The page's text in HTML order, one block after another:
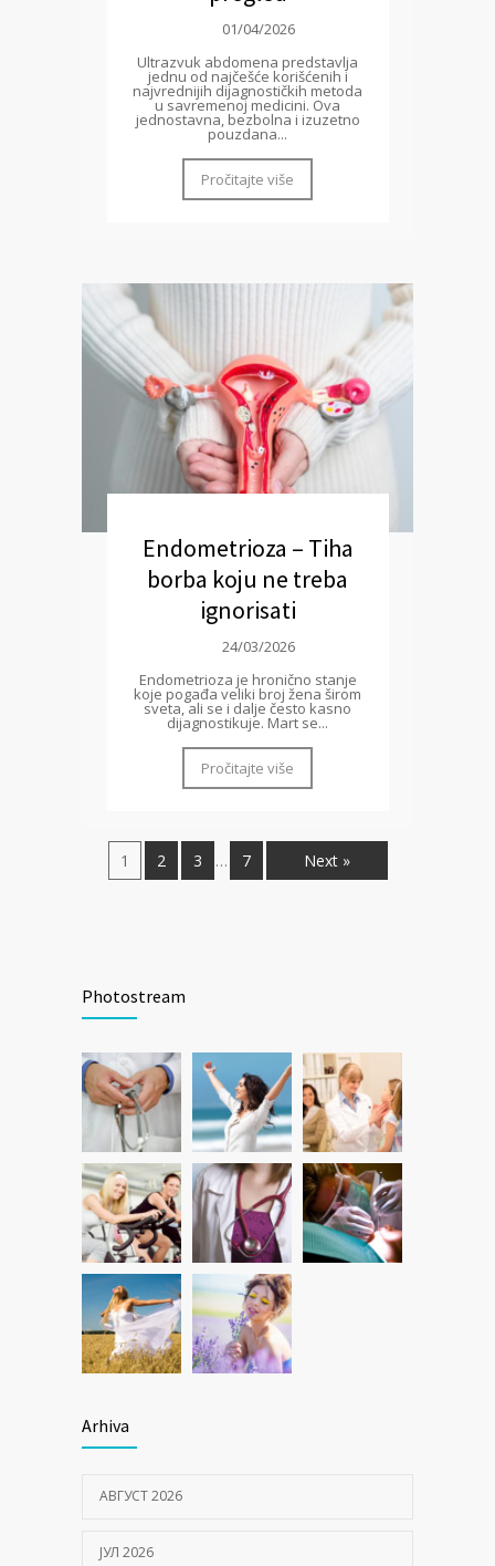
01/04/2026
Ultrazvuk abdomena predstavlja
jednu od najčešće korišćenih i
najvrednijih dijagnostičkih metoda
u savremenoj medicini. Ova
jednostavna, bezbolna i izuzetno
pouzdana...
Pročitajte više
Endometrioza – Tiha
borba koju ne treba
ignorisati
24/03/2026
Endometrioza je hronično stanje
koje pogađa veliki broj žena širom
sveta, ali se i dalje često kasno
dijagnostikuje. Mart se...
Pročitajte više
1 2 3 … 7 Next »
Photostream
Arhiva
АВГУСТ 2026
ЈУЛ 2026